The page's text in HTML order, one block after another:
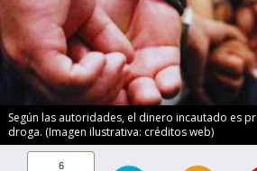
Según las autoridades, el dinero incautado es
droga. (Imagen ilustrativa: créditos web)
6